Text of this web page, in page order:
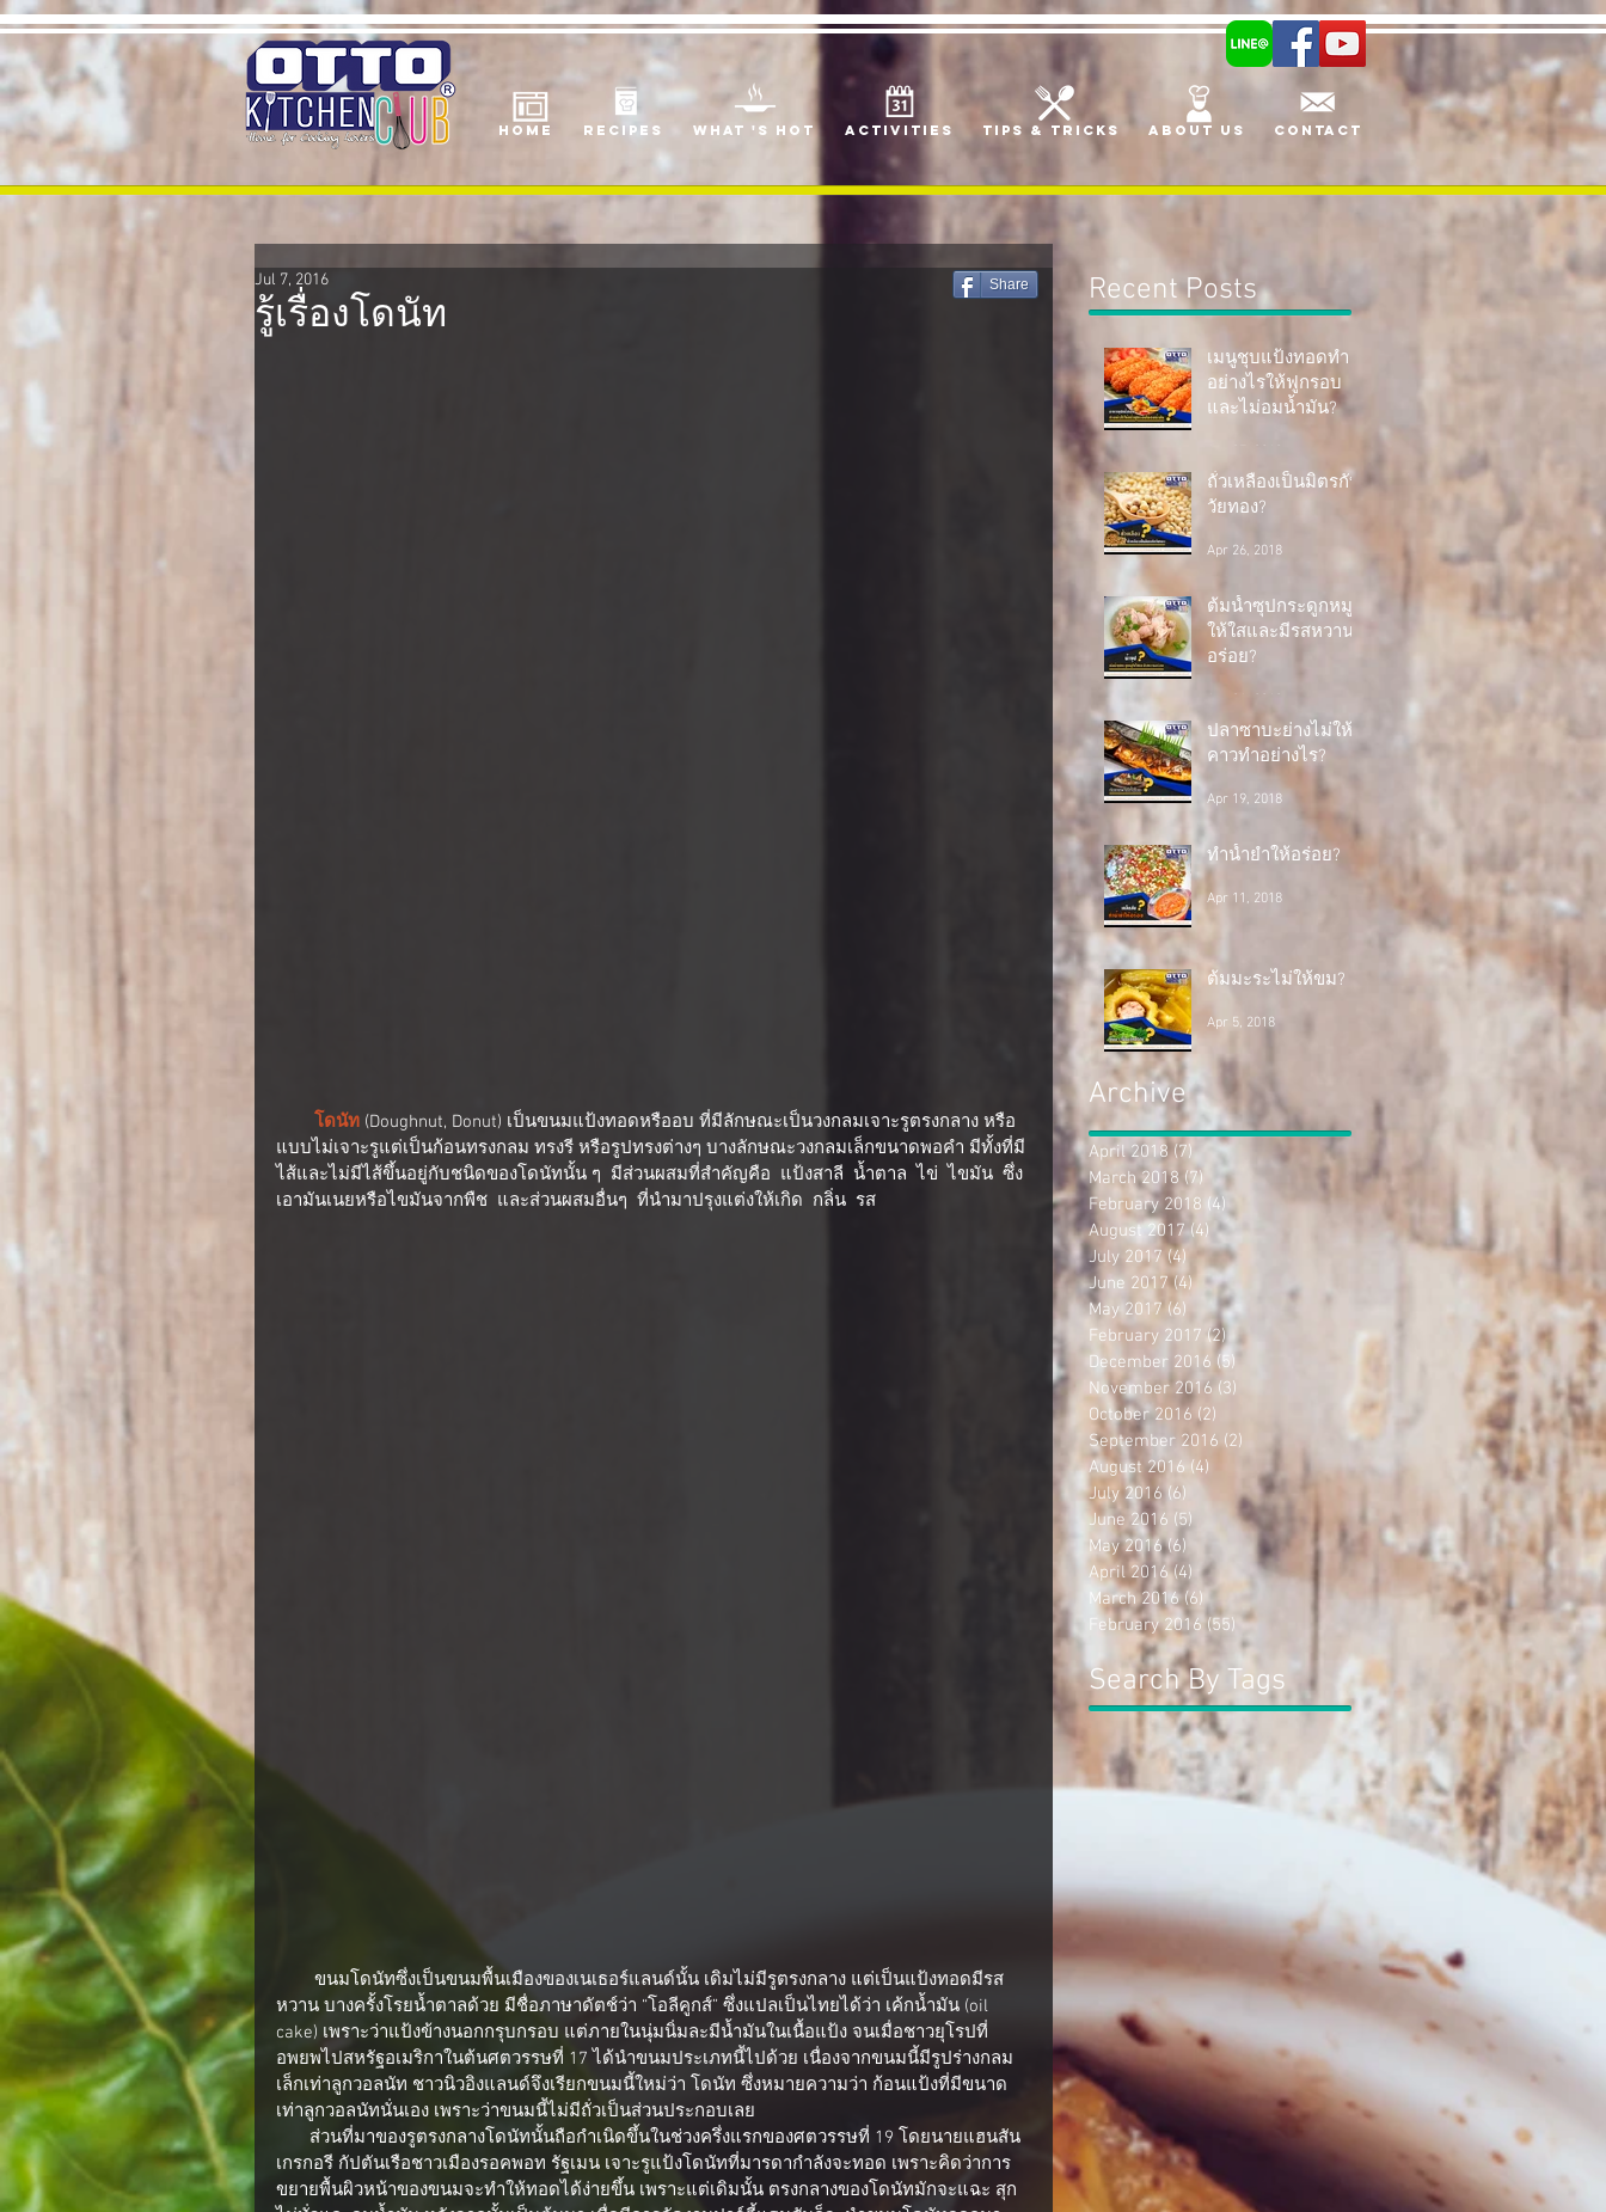
Home Recipes what 's hot Activities Tips & Tricks About us Contact
รู้เรื่องโดนัท
Jul 7, 2016
        โดนัท
(Doughnut, Donut) เป็นขนมแป้งทอดหรืออบ ที่มีลักษณะเป็นวงกลมเจาะรูตรงกลาง หรือ
แบบไม่เจาะรูแต่เป็นก้อนทรงกลม ทรงรี หรือรูปทรงต่างๆ บางลักษณะวงกลมเล็กขนาดพอคำ มีทั้งที่มี
ไส้และไม่มีไส้ขึ้นอยู่กับชนิดของโดนัทนั้น ๆ  มีส่วนผสมที่สำคัญคือ  แป้งสาลี  น้ำตาล  ไข่  ไขมัน  ซึ่ง
เอามันเนยหรือไขมันจากพืช  และส่วนผสมอื่นๆ  ที่นำมาปรุงแต่งให้เกิด  กลิ่น  รส
หวาน บางครั้งโรยน้ำตาลด้วย มีชื่อภาษาดัตช์ว่า “โอลีคูกส์” ซึ่งแปลเป็นไทยได้ว่า เค้กน้ำมัน (oil
cake) เพราะว่าแป้งข้างนอกกรุบกรอบ แต่ภายในนุ่มนิ่มละมีน้ำมันในเนื้อแป้ง จนเมื่อชาวยุโรปที่
อพยพไปสหรัฐอเมริกาในต้นศตวรรษที่ 17 ได้นำขนมประเภทนี้ไปด้วย เนื่องจากขนมนี้มีรูปร่างกลม
เล็กเท่าลูกวอลนัท ชาวนิวอิงแลนด์จึงเรียกขนมนี้ใหม่ว่า โดนัท ซึ่งหมายความว่า ก้อนแป้งที่มีขนาด
เท่าลูกวอลนัทนั่นเอง เพราะว่าขนมนี้ไม่มีถั่วเป็นส่วนประกอบเลย
เกรกอรี กัปตันเรือชาวเมืองรอคพอท รัฐเมน เจาะรูแป้งโดนัทที่มารดากำลังจะทอด เพราะคิดว่าการ
ขยายพื้นผิวหน้าของขนมจะทำให้ทอดได้ง่ายขึ้น เพราะแต่เดิมนั้น ตรงกลางของโดนัทมักจะแฉะ สุก
Share
เมนูชุบแป้งทอดทำ
อย่างไรให้ฟูกรอบ
และไม่อมน้ำมัน?
ถั่วเหลืองเป็นมิตรกับ
วัยทอง?
Apr 26, 2018
ต้มน้ำซุปกระดูกหมู
ให้ใสและมีรสหวาน
อร่อย?
ปลาซาบะย่างไม่ให้
คาวทำอย่างไร?
Apr 19, 2018
ทำน้ำยำให้อร่อย?
Apr 11, 2018
ต้มมะระไม่ให้ขม?
Apr 5, 2018
Recent Posts
Search By Tags
April 2018 (7)7 posts
March 2018 (7) 7 posts
February 2018 (4) 4 posts
August 2017 (4) 4 posts
July 2017 (4) 4 posts
June 2017 (4)4 posts
May 2017 (6) 6 posts
February 2017 (2) 2 posts
December 2016 (5)5 posts
November 2016 (3)
October 2016 (2)
September 2016 (2)
August 2016 (4)
July 2016 (6) 6 posts
June 2016 (5) 5 posts
May 2016 (6)
April 2016 (4) 4 posts
March 2016 (6) 6 posts
February 2016 (55) 55 posts
Archive